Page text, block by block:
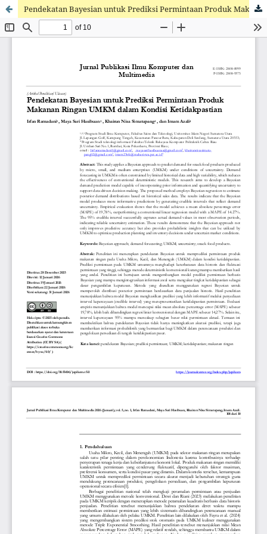
Pendekatan Bayesian untuk Prediksi Permintaan Produk Makanan Ringan UMKM dalam Kondisi Ketidakpastian